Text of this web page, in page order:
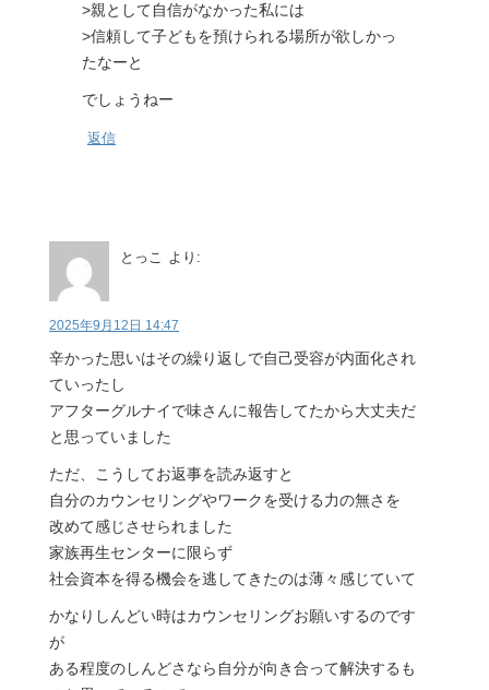
>親として自信がなかった私には
>信頼して子どもを預けられる場所が欲しかっ
たなーと
でしょうねー
返信
とっこ より:
2025年9月12日 14:47
辛かった思いはその繰り返しで自己受容が内面化され
ていったし
アフターグルナイで味さんに報告してたから大丈夫だ
と思っていました
ただ、こうしてお返事を読み返すと
自分のカウンセリングやワークを受ける力の無さを
改めて感じさせられました
家族再生センターに限らず
社会資本を得る機会を逃してきたのは薄々感じていて
かなりしんどい時はカウンセリングお願いするのです
が
ある程度のしんどさなら自分が向き合って解決するも